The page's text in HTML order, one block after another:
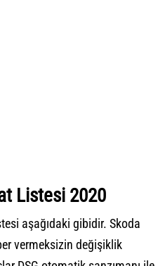
Listesi 2020
aşağıdaki gibidir. Skoda
vermeksizin değişiklik